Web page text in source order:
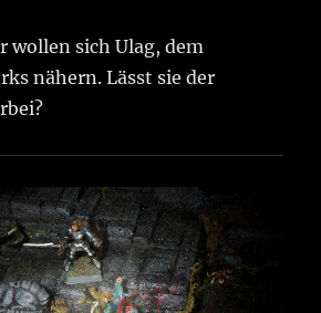
wollen sich Ulag, dem
nähern. Lässt sie der